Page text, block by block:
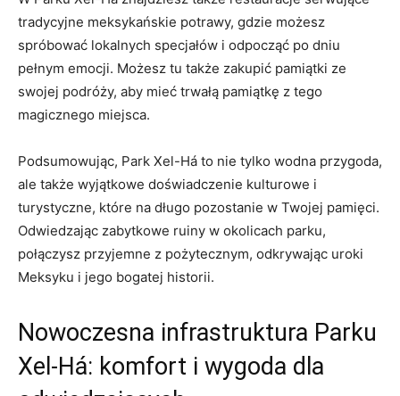
tradycyjne meksykańskie potrawy, gdzie⁤ możesz
spróbować lokalnych specjałów ‌i odpocząć po ‌dniu
pełnym emocji. Możesz tu ​także zakupić ⁤pamiątki ze
swojej ‍podróży,⁤ aby⁤ mieć ​trwałą pamiątkę‍ z tego
magicznego miejsca.
Podsumowując, Park Xel-Há to nie tylko​ wodna przygoda,
ale także wyjątkowe doświadczenie kulturowe i
turystyczne, które na długo pozostanie ‍w Twojej pamięci.
Odwiedzając zabytkowe ruiny w okolicach parku,
połączysz przyjemne z pożytecznym, ⁤odkrywając ‍uroki
‍Meksyku i‍ jego⁢ bogatej historii.
Nowoczesna⁣ infrastruktura Parku⁤
Xel-Há: komfort i⁢ wygoda dla